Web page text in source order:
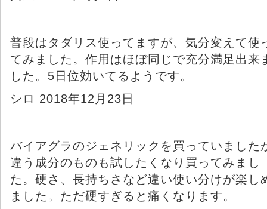
普段はタダリス使ってますが、気分変えて使
てみました。作用はほぼ同じで充分満足出来
した。5日位効いてるようです。
シロ 2018年12月23日
バイアグラのジェネリックを買っていました
違う成分のものも試したくなり買ってみまし
た。硬さ、長持ちさなど違い使い分けが楽し
ました。ただ硬すぎると痛くなります。